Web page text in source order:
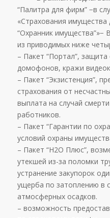
“Палитра для фирм” −в
«Страхования имущества
“Охранник имущества”»−
из приводимых ниже
– Пакет “Портал”,
домофонов, кражи
– Пакет “Экзистенция”,
страхования от
выплата на случай
работников.
– Пакет “Гарантии по
условий охраны
– Пакет “H2O Плюс”,
утекшей из-за поломки
устранение закупорок
ущерба по затоплению в
атмосферных осадков.
– возможность